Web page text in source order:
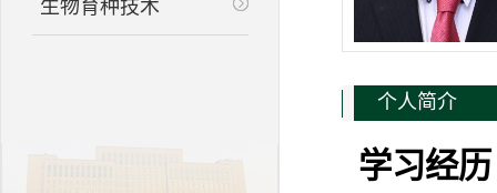
生物育种技术
个人简介
学习经